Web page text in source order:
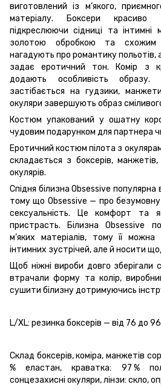
виготовлений із м’якого,
матеріалу. Боксери
підкреслюючи сідниці та інтимні
золотою обробкою та схожим
нагадують про романтику польотів,
задає еротичний тон. Комір з
додають особливість образу.
застібається на гудзики,
окуляри завершують образ
Костюм упакований у ошатну
чудовим подарунком для партнера
Еротичний костюм пілота з
складається з боксерів,
окулярів.
Спідня білизна Obsessive популярна
тому що Obsessive — про безумовну
сексуальність. Це комфорт та
пристрасть. Білизна Obsessive
м’яких матеріалів, тому її
інтимних зустрічей, але й носити
Щоб ніжні вироби довго зберігали
втрачали форму та колір,
сушити білизну дотримуючись
L/XL: резинка боксерів — від 76 до
Склад боксерів, коміра, манжетів
% еластан, краватка: 97 %
сонцезахисні окуляри, лінзи: скло,